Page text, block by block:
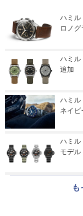
ハミル
ロノグ
ハミル
追加
ハミル
ネイビ
ハミル
モデル
も